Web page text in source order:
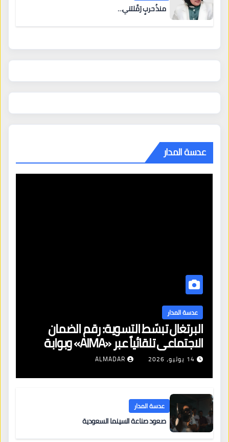
منذُ حربٍ رَمَّلتني…
عدسة المدار
عدسة المدار
البرتغال تبسّط التسوية: رقم الضمان
الاجتماعي تلقائياً عبر «AIMA» وبوابة
جديدة لتجديد الإقامات
14 يوليو، 2026 ALMADAR
عدسة المدار
صعود صناعة السينما السعودية